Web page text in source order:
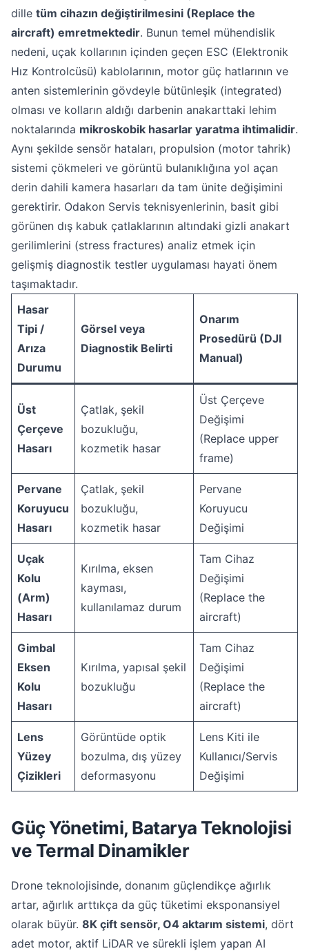
dille tüm cihazın değiştirilmesini (Replace the
aircraft) emretmektedir. Bunun temel mühendislik
nedeni, uçak kollarının içinden geçen ESC (Elektronik
Hız Kontrolcüsü) kablolarının, motor güç hatlarının ve
anten sistemlerinin gövdeyle bütünleşik (integrated)
olması ve kolların aldığı darbenin anakarttaki lehim
noktalarında mikroskobik hasarlar yaratma ihtimalidir.
Aynı şekilde sensör hataları, propulsion (motor tahrik)
sistemi çökmeleri ve görüntü bulanıklığına yol açan
derin dahili kamera hasarları da tam ünite değişimini
gerektirir. Odakon Servis teknisyenlerinin, basit gibi
görünen dış kabuk çatlaklarının altındaki gizli anakart
gerilimlerini (stress fractures) analiz etmek için
gelişmiş diagnostik testler uygulaması hayati önem
taşımaktadır.
Hasar
Tipi /
Arıza
Durumu
Görsel veya
Diagnostik Belirti
Onarım
Prosedürü (DJI
Manual)
Üst
Çerçeve
Hasarı
Çatlak, şekil
bozukluğu,
kozmetik hasar
Üst Çerçeve
Değişimi
(Replace upper
frame)
Pervane
Koruyucu
Hasarı
Çatlak, şekil
bozukluğu,
kozmetik hasar
Pervane
Koruyucu
Değişimi
Uçak
Kolu
(Arm)
Hasarı
Kırılma, eksen
kayması,
kullanılamaz durum
Tam Cihaz
Değişimi
(Replace the
aircraft)
Gimbal
Eksen
Kolu
Hasarı
Kırılma, yapısal şekil
bozukluğu
Tam Cihaz
Değişimi
(Replace the
aircraft)
Lens
Yüzey
Çizikleri
Görüntüde optik
bozulma, dış yüzey
deformasyonu
Lens Kiti ile
Kullanıcı/Servis
Değişimi
Güç Yönetimi, Batarya Teknolojisi
ve Termal Dinamikler
Drone teknolojisinde, donanım güçlendikçe ağırlık
artar, ağırlık arttıkça da güç tüketimi eksponansiyel
olarak büyür. 8K çift sensör, O4 aktarım sistemi, dört
adet motor, aktif LiDAR ve sürekli işlem yapan AI